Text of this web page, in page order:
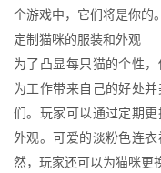
个游戏中，它们将是你的。
定制猫咪的服装和外观
为了凸显每只猫的个性
为工作带来自己的好处
们。玩家可以通过定期
外观。可爱的淡粉色连
然，玩家还可以为猫咪更